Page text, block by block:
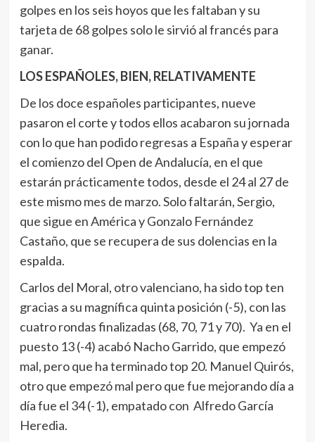
golpes en los seis hoyos que les faltaban y su
tarjeta de 68 golpes solo le sirvió al francés para
ganar.
LOS ESPAÑOLES, BIEN, RELATIVAMENTE
De los doce españoles participantes, nueve
pasaron el corte y todos ellos acabaron su jornada
con lo que han podido regresas a España y esperar
el comienzo del Open de Andalucía, en el que
estarán prácticamente todos, desde el 24 al 27 de
este mismo mes de marzo. Solo faltarán, Sergio,
que sigue en América y Gonzalo Fernández
Castaño, que se recupera de sus dolencias en la
espalda.
Carlos del Moral, otro valenciano, ha sido top ten
gracias a su magnífica quinta posición (-5), con las
cuatro rondas finalizadas (68, 70, 71 y 70). Ya en el
puesto 13 (-4) acabó Nacho Garrido, que empezó
mal, pero que ha terminado top 20. Manuel Quirós,
otro que empezó mal pero que fue mejorando día a
día fue el 34 (-1), empatado con Alfredo García
Heredia.